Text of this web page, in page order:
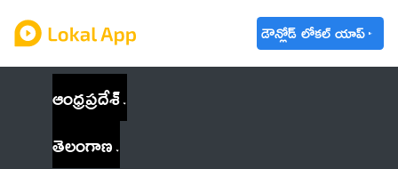
డౌన్లోడ్ లోకల్ యాప్
ఆంధ్రప్రదేశ్
తెలంగాణ